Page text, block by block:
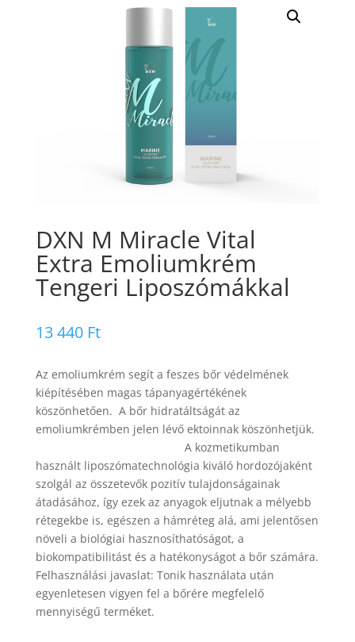
DXN M Miracle Vital
Extra Emoliumkrém
Tengeri Liposzómákkal
13 440 Ft
Az emoliumkrém segít a feszes bőr védelmének
kiépítésében magas tápanyagértékének
köszönhetően. A bőr hidratáltságát az
emoliumkrémben jelen lévő ektoinnak köszönhetjük.
A kozmetikumban
használt liposzómatechnológia kiváló hordozójaként
szolgál az összetevők pozitív tulajdonságainak
átadásához, így ezek az anyagok eljutnak a mélyebb
rétegekbe is, egészen a hámréteg alá, ami jelentősen
növeli a biológiai hasznosíthatóságot, a
biokompatibilitást és a hatékonyságot a bőr számára.
Felhasználási javaslat: Tonik használata után
egyenletesen vigyen fel a bőrére megfelelő
mennyiségű terméket.